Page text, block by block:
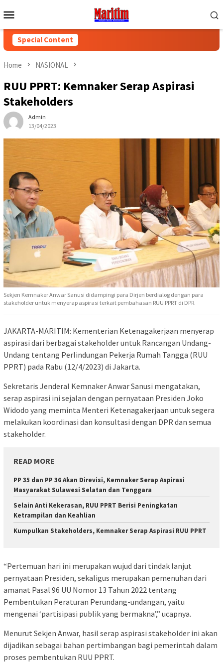
to
Menu
Special Content
Home NASIONAL
RUU PPRT: Kemnaker Serap Aspirasi
Stakeholders
Admin
13/04/2023
Sekjen Kemnaker Anwar Sanusi didampingi para Dirjen berdialog dengan para
stakeholder untuk menyerap aspirasi terkait pembahasan RUU PPRT di DPR.
JAKARTA-MARITIM: Kementerian Ketenagakerjaan menyerap
aspirasi dari berbagai stakeholder untuk Rancangan Undang-
Undang tentang Perlindungan Pekerja Rumah Tangga (RUU
PPRT) pada Rabu (12/4/2023) di Jakarta.
Sekretaris Jenderal Kemnaker Anwar Sanusi mengatakan,
serap aspirasi ini sejalan dengan pernyataan Presiden Joko
Widodo yang meminta Menteri Ketenagakerjaan untuk segera
melakukan koordinasi dan konsultasi dengan DPR dan semua
stakeholder.
READ MORE
PP 35 dan PP 36 Akan Direvisi, Kemnaker Serap Aspirasi
Masyarakat Sulawesi Selatan dan Tenggara
Selain Anti Kekerasan, RUU PPRT Berisi Peningkatan
Ketrampilan dan Keahlian
Kumpulkan Stakeholders, Kemnaker Serap Aspirasi RUU PPRT
“Pertemuan hari ini merupakan wujud dari tindak lanjut
pernyataan Presiden, sekaligus merupakan pemenuhan dari
amanat Pasal 96 UU Nomor 13 Tahun 2022 tentang
Pembentukan Peraturan Perundang-undangan, yaitu
mengenai ‘partisipasi publik yang bermakna’,” ucapnya.
Menurut Sekjen Anwar, hasil serap aspirasi stakeholder ini akan
dijadikan sebagai bahan pertimbangan bagi pemerintah dalam
proses pembentukan RUU PPRT.